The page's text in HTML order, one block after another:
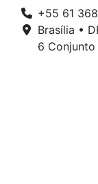
+55 61
Brasília •
6